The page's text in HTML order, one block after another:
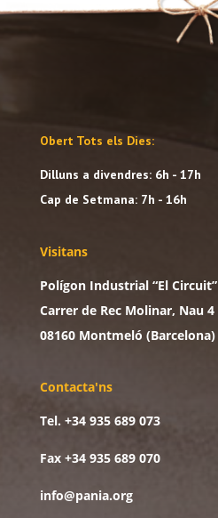
Obert Tots els Dies:
Dilluns a divendres: 6h - 17h
Cap de Setmana: 7h - 16h
Visitans
Polígon Industrial “El Circuit”
Carrer de Rec Molinar, Nau 4
08160 Montmeló (Barcelona)
Contacta'ns
Tel. +34 935 689 073
Fax +34 935 689 070
info@pania.org